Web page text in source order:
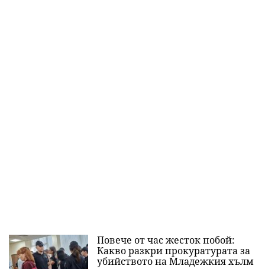
Повече от час жесток побой:
Какво разкри прокуратурата за
убийството на Младежкия хълм